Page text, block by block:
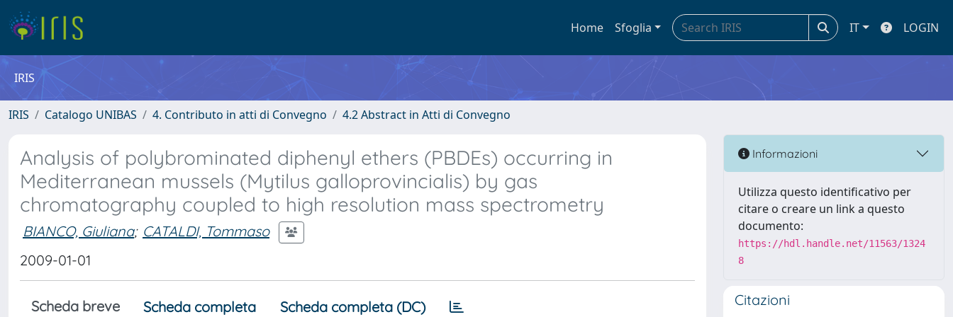
Home Sfoglia IT LOGIN
IRIS
IRIS Catalogo UNIBAS 4. Contributo in atti di Convegno 4.2 Abstract in Atti di Convegno
Analysis of polybrominated diphenyl ethers (PBDEs) occurring in
Mediterranean mussels (Mytilus galloprovincialis) by gas
chromatography coupled to high resolution mass spectrometry
BIANCO, Giuliana; CATALDI, Tommaso
2009-01-01
Scheda breve Scheda completa Scheda completa (DC)
Informazioni
Utilizza questo identificativo per
citare o creare un link a questo
documento:
https://hdl.handle.net/11563/1324
8
Citazioni